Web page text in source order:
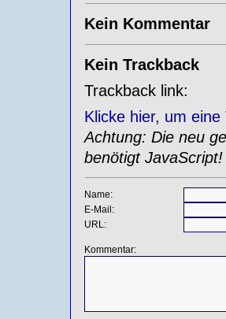
Kein Kommentar
Kein Trackback
Trackback link:
Klicke hier, um
Achtung: Die neu
benötigt JavaScript!
Name:
E-Mail:
URL:
Kommentar: